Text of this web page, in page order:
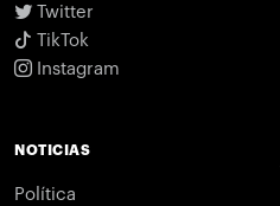
Twitter
TikTok
Instagram
NOTICIAS
Política